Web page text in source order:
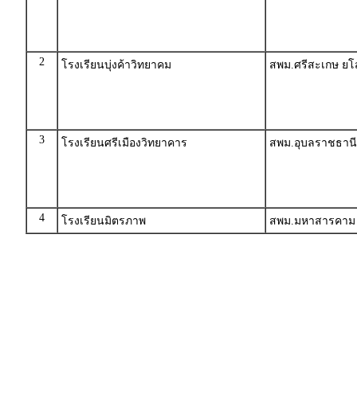
2 โรงเรียนบุ่งค้าวิทยาคม สพม.ศรีสะเกษ ย
3 โรงเรียนศรีเมืองวิทยาคาร สพม.อุบลราชธา
4 โรงเรียนมิตรภาพ สพม.มหาสารคาม